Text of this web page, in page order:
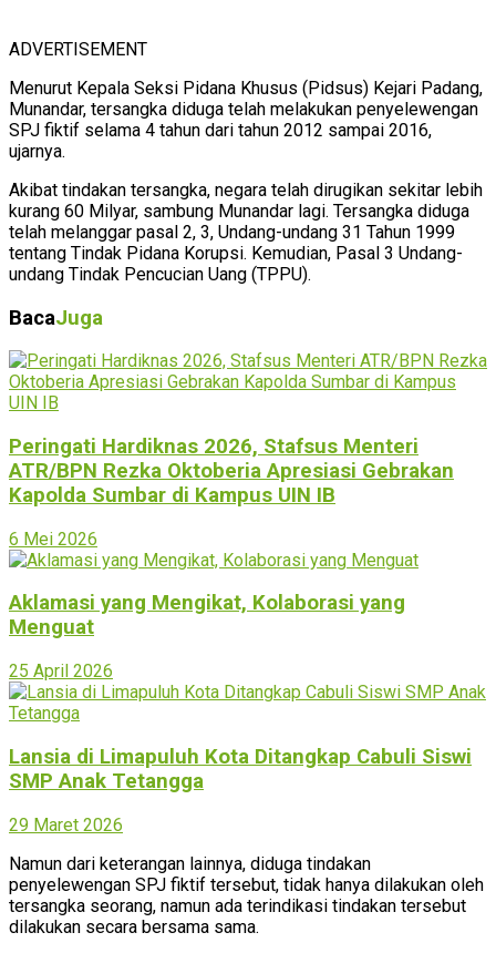
ADVERTISEMENT
Menurut Kepala Seksi Pidana Khusus (Pidsus) Kejari Padang,
Munandar, tersangka diduga telah melakukan penyelewengan
SPJ fiktif selama 4 tahun dari tahun 2012 sampai 2016,
ujarnya.
Akibat tindakan tersangka, negara telah dirugikan sekitar lebih
kurang 60 Milyar, sambung Munandar lagi. Tersangka diduga
telah melanggar pasal 2, 3, Undang-undang 31 Tahun 1999
tentang Tindak Pidana Korupsi. Kemudian, Pasal 3 Undang-
undang Tindak Pencucian Uang (TPPU).
BacaJuga
Peringati Hardiknas 2026, Stafsus Menteri
ATR/BPN Rezka Oktoberia Apresiasi Gebrakan
Kapolda Sumbar di Kampus UIN IB
6 Mei 2026
Aklamasi yang Mengikat, Kolaborasi yang
Menguat
25 April 2026
Lansia di Limapuluh Kota Ditangkap Cabuli Siswi
SMP Anak Tetangga
29 Maret 2026
Namun dari keterangan lainnya, diduga tindakan
penyelewengan SPJ fiktif tersebut, tidak hanya dilakukan oleh
tersangka seorang, namun ada terindikasi tindakan tersebut
dilakukan secara bersama sama.